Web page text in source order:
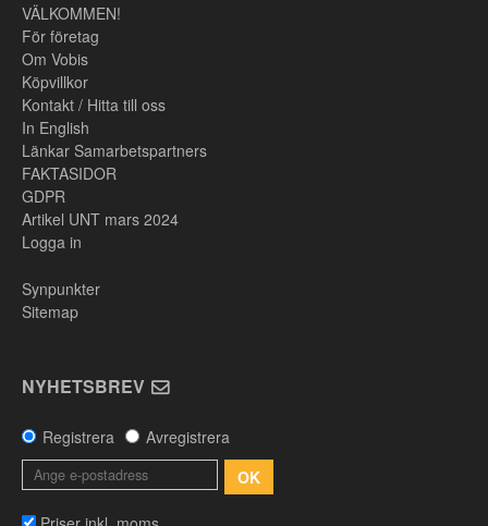
VÄLKOMMEN!
För företag
Om Vobis
Köpvillkor
Kontakt / Hitta till oss
In English
Länkar Samarbetspartners
FAKTASIDOR
GDPR
Artikel UNT mars 2024
Logga in
Synpunkter
Sitemap
NYHETSBREV
Registrera
Avregistrera
OK